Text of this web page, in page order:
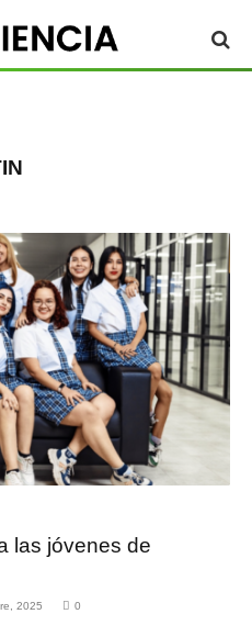
las jóvenes de
2025 0